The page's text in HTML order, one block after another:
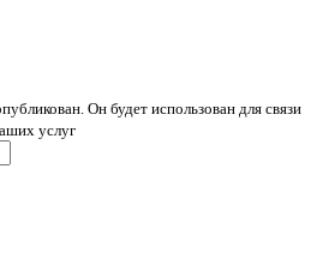
Он будет использован для связи
услуг